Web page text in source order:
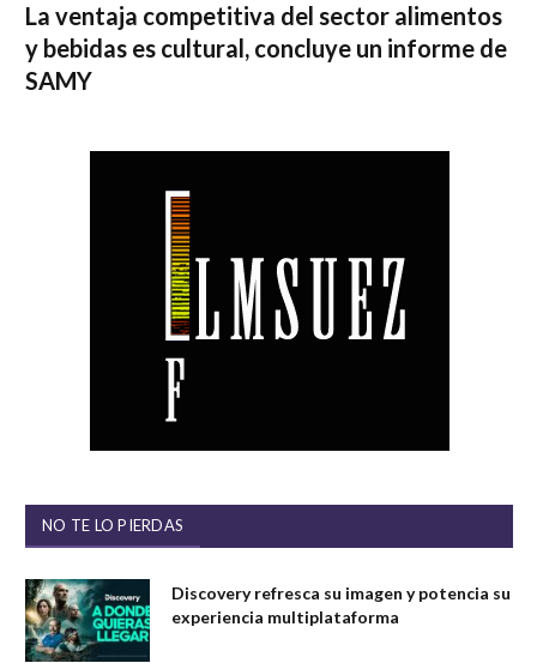
La ventaja competitiva del sector alimentos
y bebidas es cultural, concluye un informe de
SAMY
NO TE LO PIERDAS
Discovery refresca su imagen y potencia su
experiencia multiplataforma